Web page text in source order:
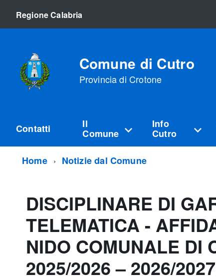
Regione Calabria
Comune di Cutro
Provincia di Crotone
Contatti Il
Comune
Info
Cutro
Home Notizie dal Comune
DISCIPLINARE DI
TELEMATICA -
NIDO COMUNALE DI
2025/2026 – 2026/